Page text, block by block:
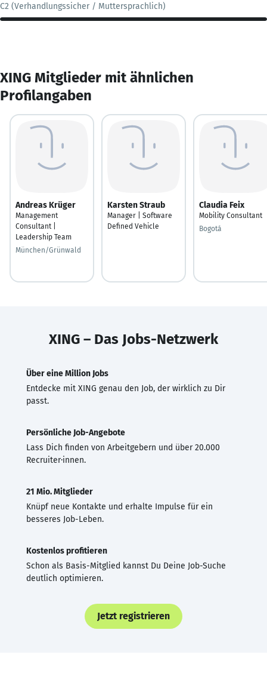
C2 (Verhandlungssicher / Muttersprachlich)
XING Mitglieder mit ähnlichen
Profilangaben
Andreas Krüger
Management
Consultant |
Leadership Team
München/Grünwald
Karsten Straub
Manager | Software
Defined Vehicle
Claudia Feix
Mobility Consultant
Bogotá
XING – Das Jobs-Netzwerk
Über eine Million Jobs
Entdecke mit XING genau den Job, der wirklich zu Dir
passt.
Persönliche Job-Angebote
Lass Dich finden von Arbeitgebern und über 20.000
Recruiter·innen.
21 Mio. Mitglieder
Knüpf neue Kontakte und erhalte Impulse für ein
besseres Job-Leben.
Kostenlos profitieren
Schon als Basis-Mitglied kannst Du Deine Job-Suche
deutlich optimieren.
Jetzt registrieren